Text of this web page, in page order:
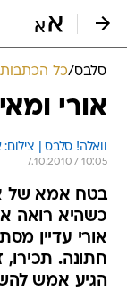
סלבס/כל הכתבות
אורי
וואלה! סלבס | צילום:
7.10.2010 / 10:05
בטח אמא של
כשהיא רואה
אורי עדיין
הגיע אמש